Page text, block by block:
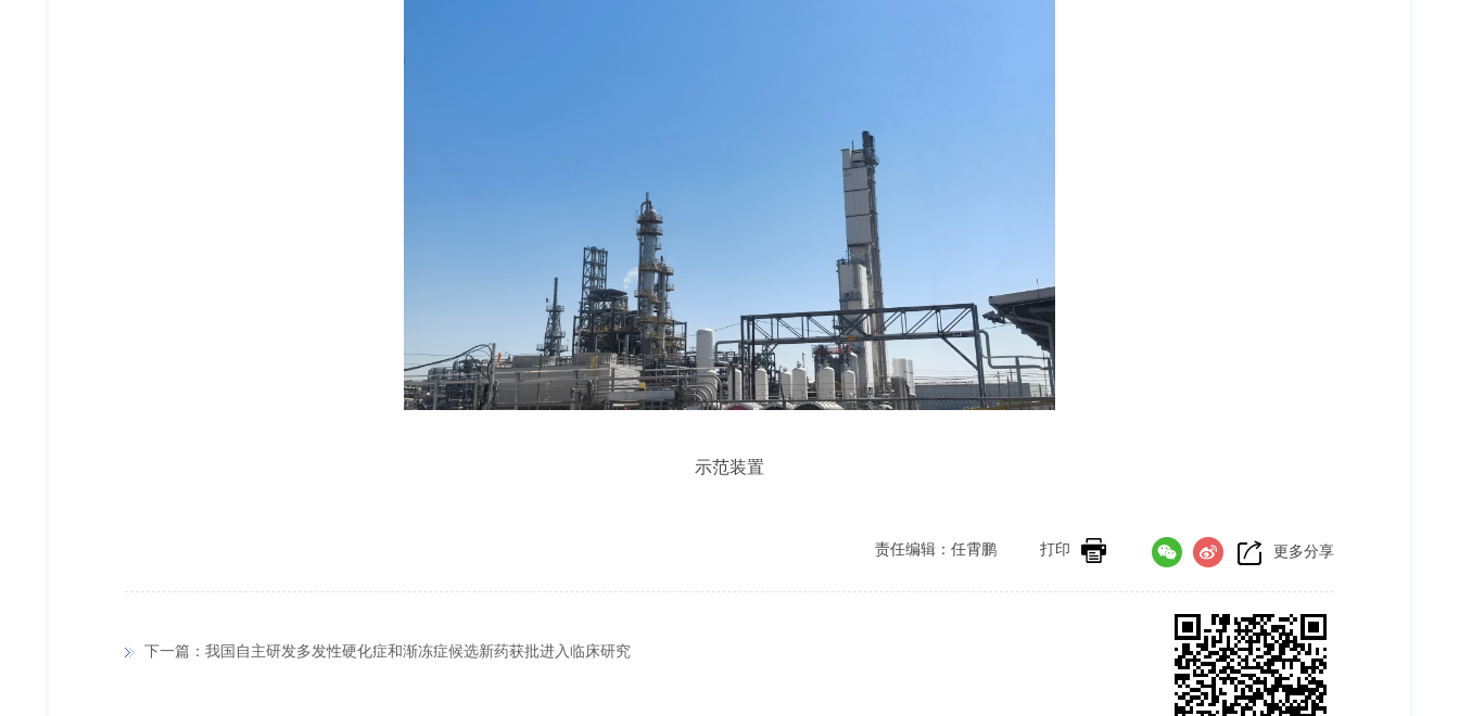
示范装置
更多分享
打印
责任编辑：任霄鹏
下一篇：我国自主研发多发性硬化症和渐冻症候选新药获批进入临床研究